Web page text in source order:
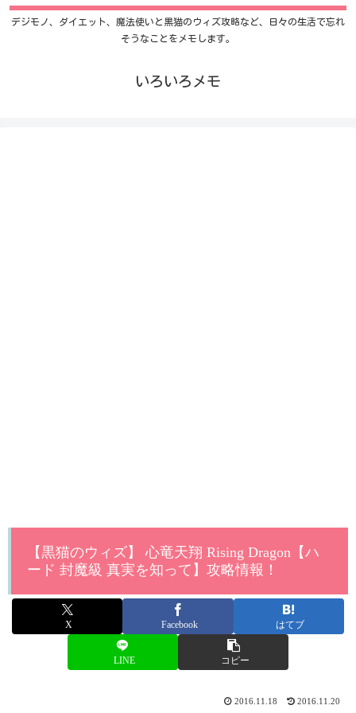
デジモノ、ダイエット、魔法使いと黒猫のウィズ攻略など、日々の生活で忘れ
そうなことをメモします。
いろいろメモ
【黒猫のウィズ】 心竜天翔 Rising Dragon【ハ
ード 封魔級 真実を知って】攻略情報！
X Facebook はてブ
LINE コピー
2016.11.18 2016.11.20